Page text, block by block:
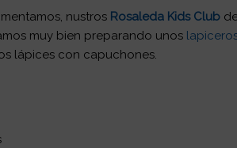
nustros Rosaleda Kids Club
muy bien preparando unos
lápices con capuchones.